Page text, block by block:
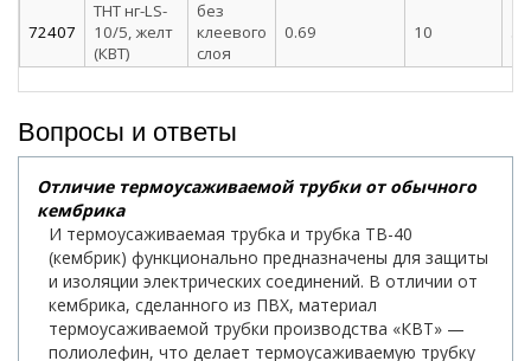
72407
ТНТ нг-LS-
10/5, желт
(КВТ)
без
клеевого
слоя
0.69 10
Вопросы и ответы
Отличие термоусаживаемой трубки от обычного
кембрика
И термоусаживаемая трубка и трубка ТВ-40
(кембрик) функционально предназначены для защиты
и изоляции электрических соединений. В отличии от
кембрика, сделанного из ПВХ, материал
термоусаживаемой трубки производства «КВТ» —
полиолефин, что делает термоусаживаемую трубку